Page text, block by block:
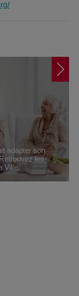
adapter son
les
Ville.